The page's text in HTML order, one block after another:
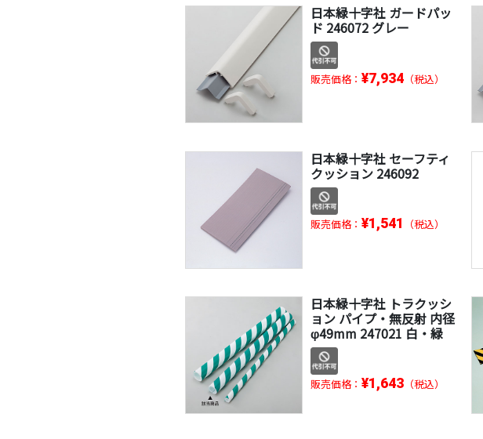
日本緑十字社 ガードパッ
ド 246072 グレー
販売価格： ¥7,934 （税込）
日本緑十字社 セーフティ
クッション 246092
販売価格： ¥1,541 （税込）
日本緑十字社 トラクッシ
ョン パイプ・無反射 内径
φ49mm 247021 白・緑
販売価格： ¥1,643 （税込）